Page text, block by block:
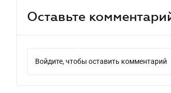
Оставьте
Войдите, чтобы оставить комментарий